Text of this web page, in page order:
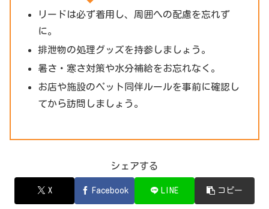
リードは必ず着用し、周囲への配慮を忘れず
に。
排泄物の処理グッズを持参しましょう。
暑さ・寒さ対策や水分補給をお忘れなく。
お店や施設のペット同伴ルールを事前に確認し
てから訪問しましょう。
シェアする
X Facebook LINE コピー